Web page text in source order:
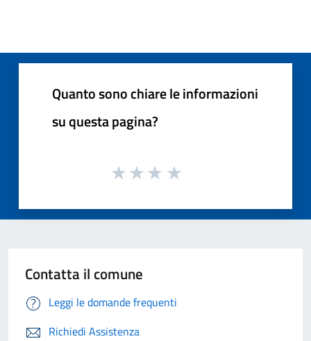
Quanto sono chiare le informazioni
su questa pagina?
Contatta il comune
Leggi le domande frequenti
Richiedi Assistenza